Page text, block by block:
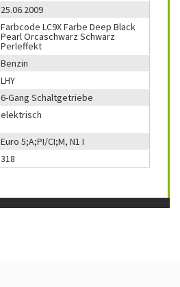
25.06.2009
Farbcode LC9X Farbe Deep Black
Pearl Orcaschwarz Schwarz
Perleffekt
Benzin
LHY
6-Gang Schaltgetriebe
elektrisch
Euro 5;A;PI/CI;M, N1 I
318